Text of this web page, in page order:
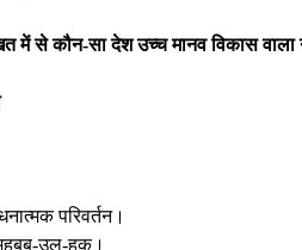
में से कौन-सा देश उच्च मानव विकास वाला
परिवर्तन।
उल-हक।